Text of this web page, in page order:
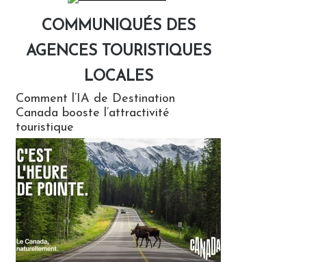
COMMUNIQUÉS DES
AGENCES TOURISTIQUES
LOCALES
Comment l’IA de Destination
Canada booste l’attractivité
touristique